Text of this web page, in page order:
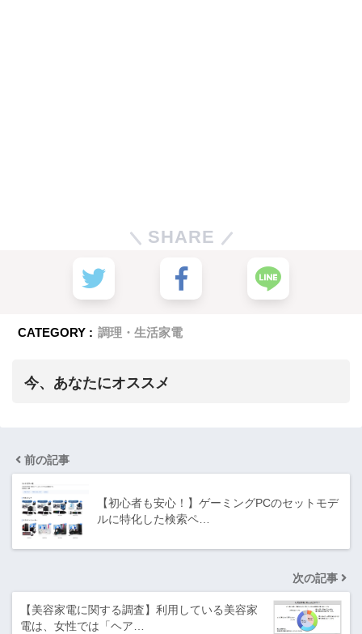
SHARE
CATEGORY : 調理・生活家電
今、あなたにオススメ
前の記事
【初心者も安心！】ゲーミングPCのセットモデ
ルに特化した検索ペ…
次の記事
【美容家電に関する調査】利用している美容家
電は、女性では「ヘア…